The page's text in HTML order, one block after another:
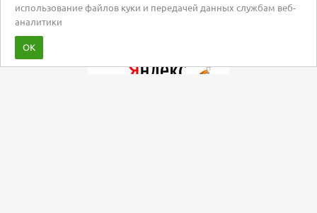
использование файлов куки и передачей данных службам веб-
аналитики
ОК